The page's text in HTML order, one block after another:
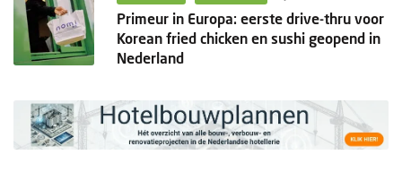
Primeur in Europa: eerste drive-thru voor
Korean fried chicken en sushi geopend in
Nederland